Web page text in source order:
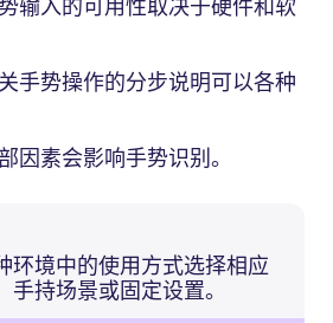
输入的可用性取决于硬件和软
手势操作的分步说明可以各种
因素会影响手势识别。
环境中的使用方式选择相应
手持场景或固定设置。